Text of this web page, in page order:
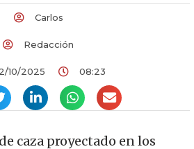
Carlos
Redacción
10/2025 08:23
caza proyectado en los